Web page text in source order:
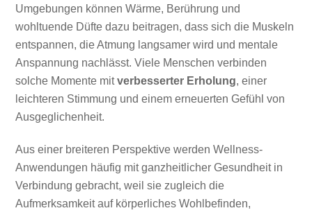
Umgebungen können Wärme, Berührung und
wohltuende Düfte dazu beitragen, dass sich die Muskeln
entspannen, die Atmung langsamer wird und mentale
Anspannung nachlässt. Viele Menschen verbinden
solche Momente mitverbesserter Erholung, einer
leichteren Stimmung und einem erneuerten Gefühl von
Ausgeglichenheit.
Aus einer breiteren Perspektive werden Wellness-
Anwendungen häufig mit ganzheitlicher Gesundheit in
Verbindung gebracht, weil sie zugleich die
Aufmerksamkeit auf körperliches Wohlbefinden,